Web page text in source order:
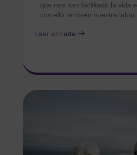
que nos han facilitado la vida
con ello también nuestra labor
Leer entrada